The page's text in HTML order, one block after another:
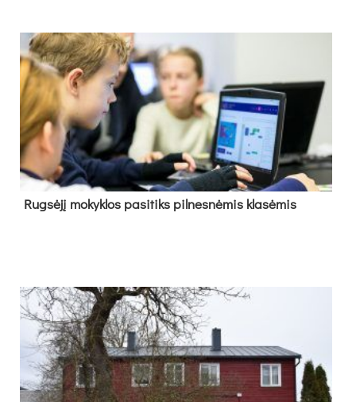
Rug­sė­jį mo­kyk­los pa­si­tiks pil­nes­nė­mis kla­sė­mis